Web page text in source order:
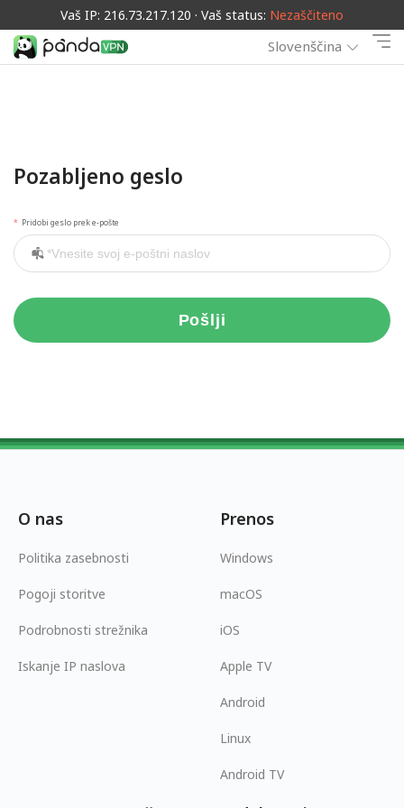
Vaš IP: 216.73.217.120 · Vaš status: Nezaščiteno
Slovenščina
Pozabljeno geslo
Pridobi geslo prek e-pošte
Pošlji
O nas
Politika zasebnosti
Pogoji storitve
Podrobnosti strežnika
Iskanje IP naslova
Prenos
Windows
macOS
iOS
Apple TV
Android
Linux
Android TV